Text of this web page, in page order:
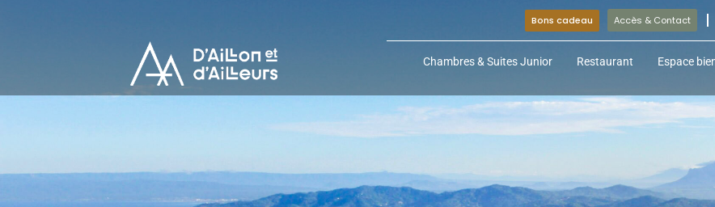
Bons cadeau Accès & Contact
Chambres & Suites Junior Restaurant Espace